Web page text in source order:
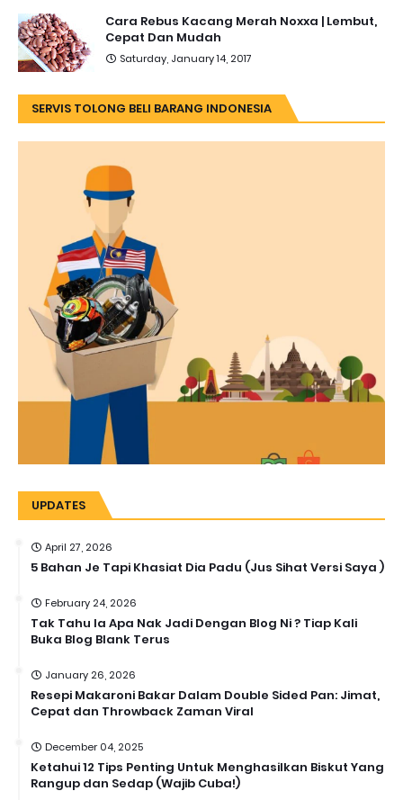
Cara Rebus Kacang Merah Noxxa | Lembut,
Cepat Dan Mudah
Saturday, January 14, 2017
SERVIS TOLONG BELI BARANG INDONESIA
UPDATES
April 27, 2026
5 Bahan Je Tapi Khasiat Dia Padu (Jus Sihat Versi Saya )
February 24, 2026
Tak Tahu la Apa Nak Jadi Dengan Blog Ni ? Tiap Kali
Buka Blog Blank Terus
January 26, 2026
Resepi Makaroni Bakar Dalam Double Sided Pan: Jimat,
Cepat dan Throwback Zaman Viral
December 04, 2025
Ketahui 12 Tips Penting Untuk Menghasilkan Biskut Yang
Rangup dan Sedap (Wajib Cuba!)